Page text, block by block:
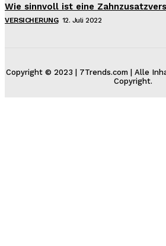
Wie sinnvoll ist eine
VERSICHERUNG 12. Juli 2022
Copyright © 2023 | 7Trends.com | Alle
Copyright.